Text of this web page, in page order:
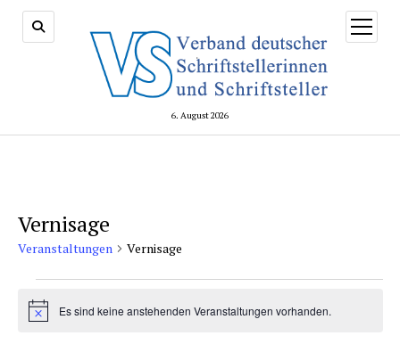
6. August 2026
Menü
öffnen
Vernisage
Veranstaltungen Vernisage
HinweisEs sind keine anstehenden Veranstaltungen vorhanden.